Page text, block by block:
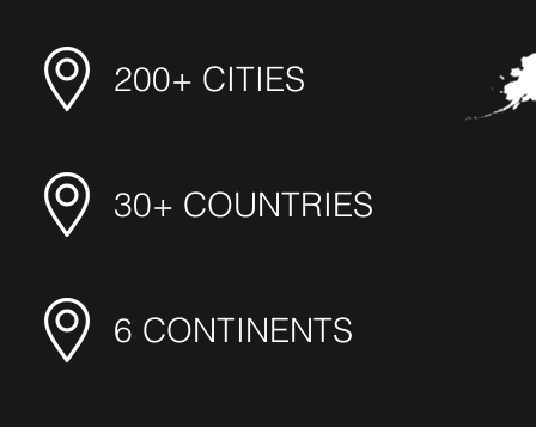
200+ CITIES
30+ COUNTRIES
6 CONTINENTS